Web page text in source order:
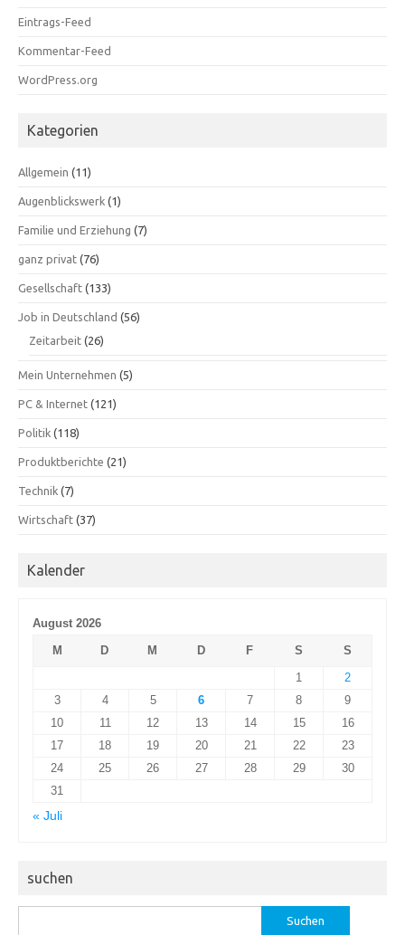
Eintrags-Feed
Kommentar-Feed
WordPress.org
Kategorien
Allgemein (11)
Augenblickswerk (1)
Familie und Erziehung (7)
ganz privat (76)
Gesellschaft (133)
Job in Deutschland (56)
Zeitarbeit (26)
Mein Unternehmen (5)
PC & Internet (121)
Politik (118)
Produktberichte (21)
Technik (7)
Wirtschaft (37)
Kalender
August 2026
M
D M D F S
S
1
2
3
4 5 6 7 8
9
10
11 12 13 14 15
16
17
18 19 20 21 22
23
24
25 26 27 28 29
30
31
« Juli
suchen